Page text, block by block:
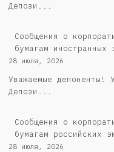
Депози...
Сообщения о
бумагам иностранных
28 июля, 2026
Уважаемые депоненты!
Депози...
Cообщения о
бумагам российских
28 июля, 2026